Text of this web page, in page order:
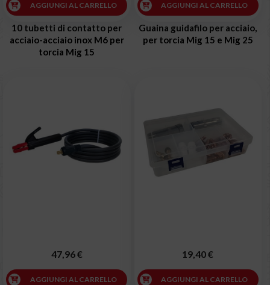
10 tubetti di contatto per
acciaio-acciaio inox M6 per
torcia Mig 15
AGGIUNGI AL CARRELLO
Guaina guidafilo per acciaio,
per torcia Mig 15 e Mig 25
AGGIUNGI AL CARRELLO
47,96 €
AGGIUNGI AL CARRELLO
19,40 €
AGGIUNGI AL CARRELLO